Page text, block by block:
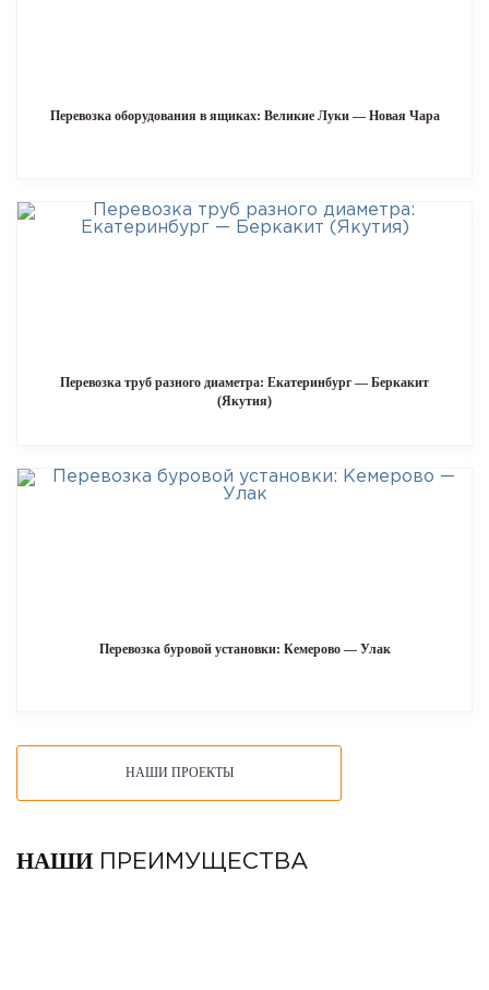
Перевозка оборудования в ящиках: Великие Луки — Новая Чара
Перевозка труб разного диаметра: Екатеринбург — Беркакит
(Якутия)
Перевозка буровой установки: Кемерово — Улак
НАШИ ПРОЕКТЫ
НАШИ ПРЕИМУЩЕСТВА